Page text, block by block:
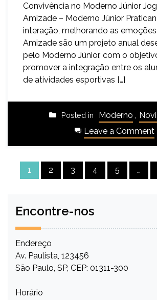
Convivência no Moderno Júnior
Amizade – Moderno Júnior
interação, melhorando as
Amizade são um projeto anual
pelo Moderno Júnior, com o
promover a integração entre os
de atividades esportivas […]
Posted in Moderno ,
Leave a Comment
1 2 3 4 5 …
Encontre-nos
Endereço
Av. Paulista, 123456
São Paulo, SP, CEP: 01311-300
Horário